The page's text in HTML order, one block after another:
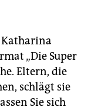
Katharina
„Die Super
Eltern, die
schlägt sie
Sie sich